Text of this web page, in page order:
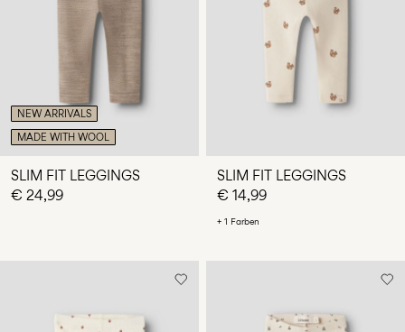
NEW ARRIVALS
MADE WITH WOOL
SLIM FIT LEGGINGS
€ 24,99
SLIM FIT LEGGINGS
€ 14,99
+ 1 Farben